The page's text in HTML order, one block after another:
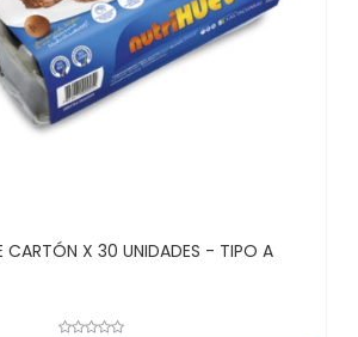
CARTÓN X 30 UNIDADES - TIPO A